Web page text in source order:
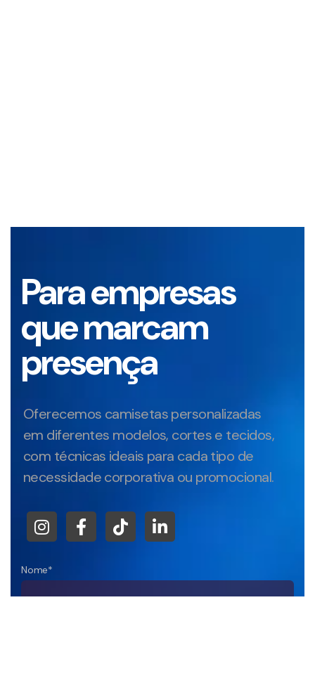
Para empresas
que marcam
presença
Oferecemos camisetas personalizadas
em diferentes modelos, cortes e tecidos,
com técnicas ideais para cada tipo de
necessidade corporativa ou promocional.
Nome*